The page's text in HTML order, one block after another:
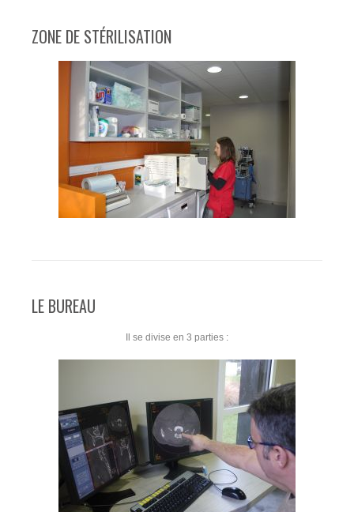
ZONE DE STÉRILISATION
LE BUREAU
Il se divise en 3 parties :